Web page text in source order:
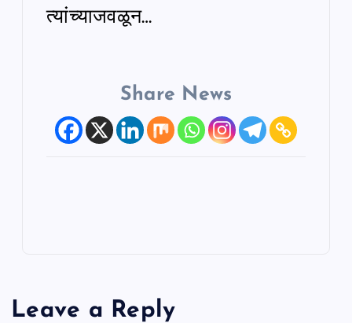
त्यांच्याजवळून…
Share News
Leave a Reply